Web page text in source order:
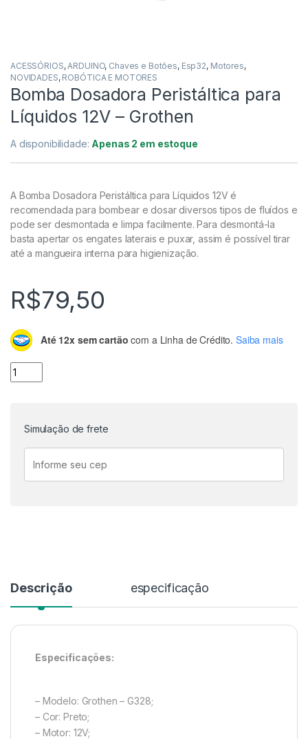
ACESSÓRIOS, ARDUINO, Chaves e Botões, Esp32, Motores,
NOVIDADES, ROBÓTICA E MOTORES
Bomba Dosadora Peristáltica para
Líquidos 12V – Grothen
A disponibilidade: Apenas 2 em estoque
A Bomba Dosadora Peristáltica para Líquidos 12V é
recomendada para bombear e dosar diversos tipos de fluídos e
pode ser desmontada e limpa facilmente. Para desmontá-la
basta apertar os engates laterais e puxar, assim é possível tirar
até a mangueira interna para higienização.
R$79,50
Até 12x sem cartão com a Linha de Crédito. Saiba mais
Bomba Dosadora Peristáltica para Líquidos 12V - Grothen
Simulação de frete
Descrição especificação
Especificações:
– Modelo: Grothen – G328;
– Cor: Preto;
– Motor: 12V;